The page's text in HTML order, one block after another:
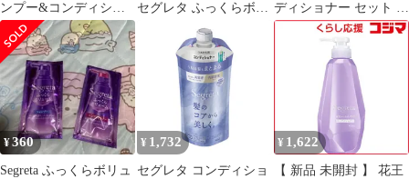
ンプー&コンディショ
ナー〈アロマティック
ローズの香り
セグレタ ふっくらボリ
ューム トリートメント
４個セット
ディショナー セット 2
種、セグレタシャンプ
¥360
Segreta ふっくらボリュ
¥ 1,732
セグレタ コンディショ
¥ 1,622
【 新品 未開封 】 花王